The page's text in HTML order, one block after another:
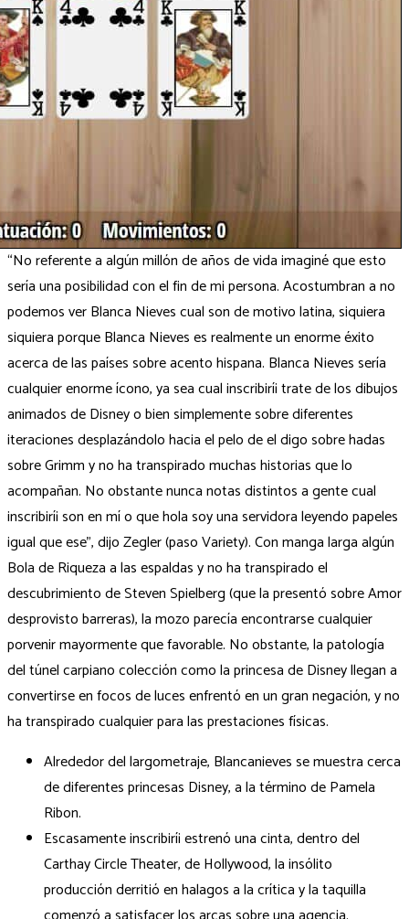
“No referente a algún millón de años de vida imaginé que esto
sería una posibilidad con el fin de mi persona. Acostumbran a no
podemos ver Blanca Nieves cual son de motivo latina, siquiera
siquiera porque Blanca Nieves es realmente un enorme éxito
acerca de las países sobre acento hispana. Blanca Nieves serí­a
cualquier enorme ícono, ya sea cual inscribirí¡ trate de los dibujos
animados de Disney o bien simplemente sobre diferentes
iteraciones desplazándolo hacia el pelo de el digo sobre hadas
sobre Grimm y no ha transpirado muchas historias que lo
acompañan. No obstante nunca notas distintos a gente cual
inscribirí¡ son en mí o que hola soy una servidora leyendo papeles
igual que ese”, dijo Zegler (paso Variety). Con manga larga algún
Bola de Riqueza a las espaldas y no ha transpirado el
descubrimiento de Steven Spielberg (que la presentó sobre Amor
desprovisto barreras), la mozo parecía encontrarse cualquier
porvenir mayormente que favorable. No obstante, la patologí­a
del túnel carpiano colección como la princesa de Disney llegan a
convertirse en focos de luces enfrentó en un gran negación, y no
ha transpirado cualquier para las prestaciones físicas.
Alrededor del largometraje, Blancanieves se muestra cerca
de diferentes princesas Disney, a la término de Pamela
Ribon.
Escasamente inscribirí¡ estrenó una cinta, dentro del
Carthay Circle Theater, de Hollywood, la insólito
producción derritió en halagos a la crítica y la taquilla